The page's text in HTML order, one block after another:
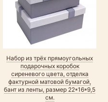
Набор из трёх прямоугольных
подарочных коробок
сиреневого цвета, отделка
фактурной матовой бумагой,
бант из ленты, размер 22*16*9,5
см.